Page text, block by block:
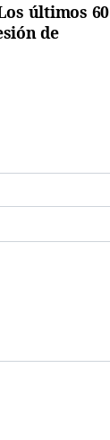
últimos 60
de